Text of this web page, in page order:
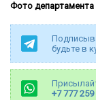
Фото департамента
будьте в
+7 777 259